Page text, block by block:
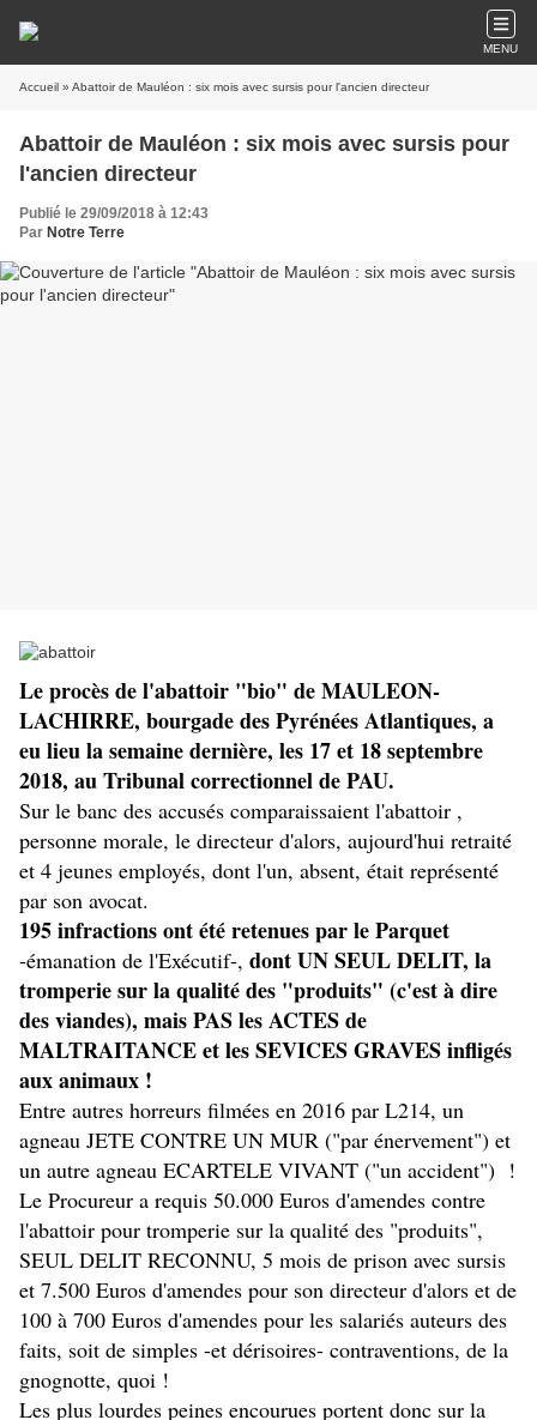
MENU
Accueil » Abattoir de Mauléon : six mois avec sursis pour l'ancien directeur
Abattoir de Mauléon : six mois avec sursis pour
l'ancien directeur
Publié le 29/09/2018 à 12:43
Par Notre Terre
Le procès de l'abattoir "bio" de MAULEON-
LACHIRRE, bourgade des Pyrénées Atlantiques, a
eu lieu la semaine dernière, les 17 et 18 septembre
2018, au Tribunal correctionnel de PAU.
Sur le banc des accusés comparaissaient l'abattoir ,
personne morale, le directeur d'alors, aujourd'hui retraité
et 4 jeunes employés, dont l'un, absent, était représenté
par son avocat.
195 infractions ont été retenues par le Parquet
-émanation de l'Exécutif-, dont UN SEUL DELIT, la
tromperie sur la qualité des "produits" (c'est à dire
des viandes), mais PAS les ACTES de
MALTRAITANCE et les SEVICES GRAVES infligés
aux animaux !
Entre autres horreurs filmées en 2016 par L214, un
agneau JETE CONTRE UN MUR ("par énervement") et
un autre agneau ECARTELE VIVANT ("un accident") !
Le Procureur a requis 50.000 Euros d'amendes contre
l'abattoir pour tromperie sur la qualité des "produits",
SEUL DELIT RECONNU, 5 mois de prison avec sursis
et 7.500 Euros d'amendes pour son directeur d'alors et de
100 à 700 Euros d'amendes pour les salariés auteurs des
faits, soit de simples -et dérisoires- contraventions, de la
gnognotte, quoi !
Les plus lourdes peines encourues portent donc sur la